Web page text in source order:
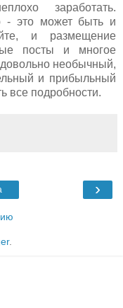
заработать.
- это может быть и
и размещение
посты и многое
необычный,
и прибыльный
все подробности.
›
.